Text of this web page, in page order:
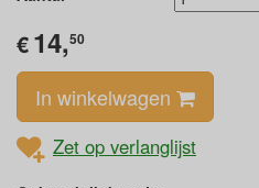
€14,50
In winkelwagen
Zet op verlanglijst